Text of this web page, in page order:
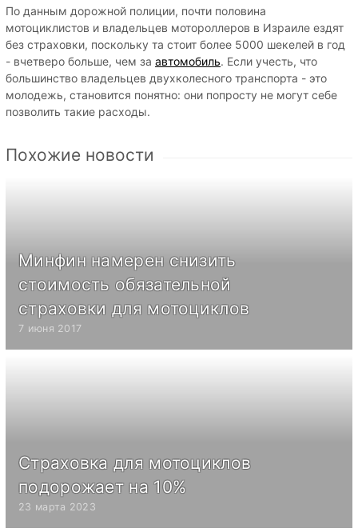
По данным дорожной полиции, почти половина
мотоциклистов и владельцев мотороллеров в Израиле ездят
без страховки, поскольку та стоит более 5000 шекелей в год
- вчетверо больше, чем за автомобиль. Если учесть, что
большинство владельцев двухколесного транспорта - это
молодежь, становится понятно: они попросту не могут себе
позволить такие расходы.
Похожие новости
Минфин намерен снизить
стоимость обязательной
страховки для мотоциклов
7 июня 2017
Страховка для мотоциклов
подорожает на 10%
23 марта 2023